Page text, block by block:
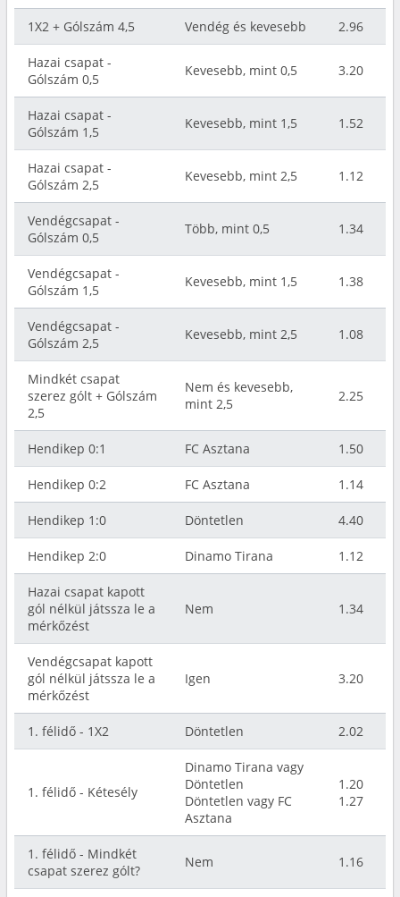
1X2 + Gólszám 4,5 Vendég és kevesebb 2.96
Hazai csapat -
Gólszám 0,5
Kevesebb, mint 0,5 3.20
Hazai csapat -
Gólszám 1,5
Kevesebb, mint 1,5 1.52
Hazai csapat -
Gólszám 2,5
Kevesebb, mint 2,5 1.12
Vendégcsapat -
Gólszám 0,5
Több, mint 0,5 1.34
Vendégcsapat -
Gólszám 1,5
Kevesebb, mint 1,5 1.38
Vendégcsapat -
Gólszám 2,5
Kevesebb, mint 2,5 1.08
Mindkét csapat
szerez gólt + Gólszám
2,5
Nem és kevesebb,
mint 2,5
2.25
Hendikep 0:1 FC Asztana 1.50
Hendikep 0:2 FC Asztana 1.14
Hendikep 1:0 Döntetlen 4.40
Hendikep 2:0 Dinamo Tirana 1.12
Hazai csapat kapott
gól nélkül játssza le a
mérkőzést
Nem 1.34
Vendégcsapat kapott
gól nélkül játssza le a
mérkőzést
Igen 3.20
1. félidő - 1X2 Döntetlen 2.02
1. félidő - Kétesély
Dinamo Tirana vagy
Döntetlen
Döntetlen vagy FC
Asztana
1.20
1.27
1. félidő - Mindkét
csapat szerez gólt?
Nem 1.16